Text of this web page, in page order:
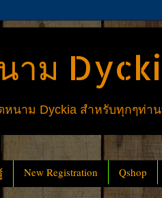
าม
นาม Dyckia สำหรับทุกๆท่า
New Registration Qshop